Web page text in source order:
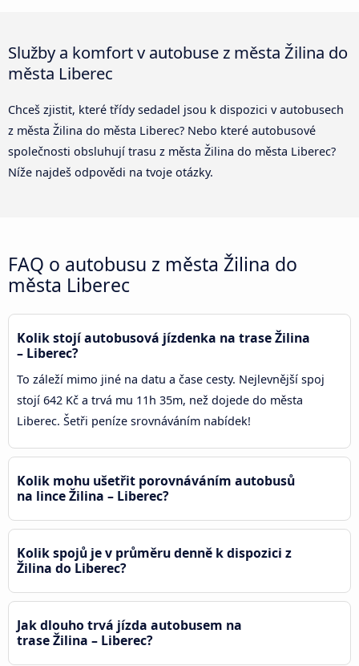
Služby a komfort v autobuse z města Žilina do
města Liberec
Chceš zjistit, které třídy sedadel jsou k dispozici v autobusech
z města Žilina do města Liberec? Nebo které autobusové
společnosti obsluhují trasu z města Žilina do města Liberec?
Níže najdeš odpovědi na tvoje otázky.
FAQ o autobusu z města Žilina do
města Liberec
Kolik stojí autobusová jízdenka na trase Žilina
– Liberec?
To záleží mimo jiné na datu a čase cesty. Nejlevnější spoj
stojí 642 Kč a trvá mu 11h 35m, než dojede do města
Liberec. Šetři peníze srovnáváním nabídek!
Kolik mohu ušetřit porovnáváním autobusů
na lince Žilina – Liberec?
Kolik spojů je v průměru denně k dispozici z
Žilina do Liberec?
Jak dlouho trvá jízda autobusem na
trase Žilina – Liberec?